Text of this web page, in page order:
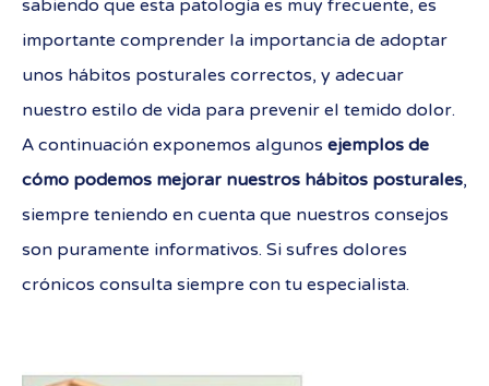
sabiendo que esta patología es muy frecuente, es
importante comprender la importancia de adoptar
unos hábitos posturales correctos, y adecuar
nuestro estilo de vida para prevenir el temido dolor.
A continuación exponemos algunos ejemplos de
cómo podemos mejorar nuestros hábitos posturales,
siempre teniendo en cuenta que nuestros consejos
son puramente informativos. Si sufres dolores
crónicos consulta siempre con tu especialista.